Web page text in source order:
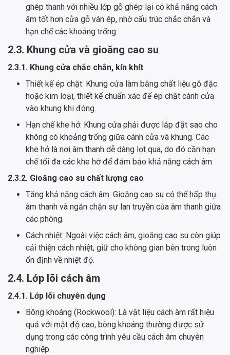
ghép thanh với nhiều lớp gỗ ghép lại có khả năng cách
âm tốt hơn cửa gỗ ván ép, nhờ cấu trúc chắc chắn và
hạn chế các khoảng trống.
2.3. Khung cửa và gioăng cao su
2.3.1. Khung cửa chắc chắn, kín khít
Thiết kế ép chặt: Khung cửa làm bằng chất liệu gỗ đặc
hoặc kim loại, thiết kế chuẩn xác để ép chặt cánh cửa
vào khung khi đóng.
Hạn chế khe hở: Khung cửa phải được lắp đặt sao cho
không có khoảng trống giữa cánh cửa và khung. Các
khe hở là nơi âm thanh dễ dàng lọt qua, do đó cần hạn
chế tối đa các khe hở để đảm bảo khả năng cách âm.
2.3.2. Gioăng cao su chất lượng cao
Tăng khả năng cách âm: Gioăng cao su có thể hấp thụ
âm thanh và ngăn chặn sự lan truyền của âm thanh giữa
các phòng.
Cách nhiệt: Ngoài việc cách âm, gioăng cao su còn giúp
cải thiện cách nhiệt, giữ cho không gian bên trong luôn
ổn định về nhiệt độ.
2.4. Lớp lõi cách âm
2.4.1. Lớp lõi chuyên dụng
Bông khoáng (Rockwool): Là vật liệu cách âm rất hiệu
quả với mật độ cao, bông khoáng thường được sử
dụng trong các công trình yêu cầu cách âm chuyên
nghiệp.